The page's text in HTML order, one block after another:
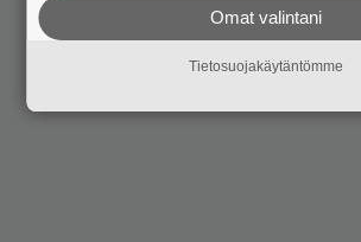
Omat valintani
Tietosuojakäytäntömme